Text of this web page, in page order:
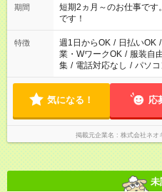
い」など ご希望にあったお仕
の方の場合は1～2ヶ月間
仕事に慣れてからの夜勤になります。 ★家
必要な場合も遠慮なくご
期間
短期2ヵ月～のお仕事で
です！
特徴 週1日からOK / 日払いOK /
業・WワークOK / 服装自
集 / 電話対応なし / パソ
気になる！ 応
掲載元企業名 株式会社ネオ
未